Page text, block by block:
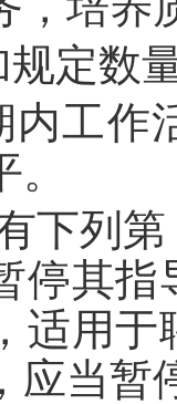
规定数
内工
下列
停其
适用
应当暂